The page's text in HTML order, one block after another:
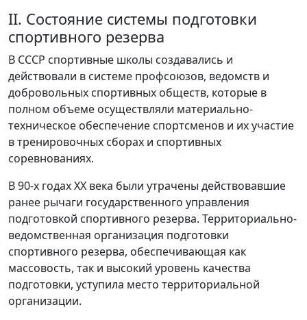
II. Состояние системы подготовки
спортивного резерва
В СССР спортивные школы создавались и
действовали в системе профсоюзов, ведомств и
добровольных спортивных обществ, которые в
полном объеме осуществляли материально-
техническое обеспечение спортсменов и их участие
в тренировочных сборах и спортивных
соревнованиях.
В 90-х годах XX века были утрачены действовавшие
ранее рычаги государственного управления
подготовкой спортивного резерва. Территориально-
ведомственная организация подготовки
спортивного резерва, обеспечивающая как
массовость, так и высокий уровень качества
подготовки, уступила место территориальной
организации.